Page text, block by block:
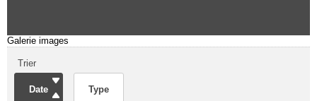
Galerie images
Trier
Date Type